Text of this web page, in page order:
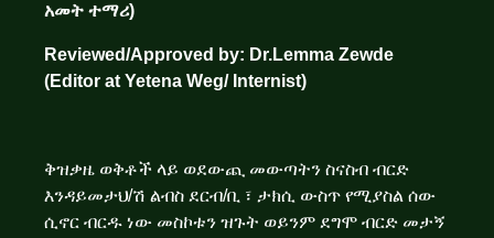
አመት ተማሪ)
Reviewed/Approved by: Dr.Lemma Zewde
(Editor at Yetena Weg/ Internist)
ቅዝቃዜ ወቅቶች ላይ ወደውጪ መውጣትን ስናስብ ብርድ
እንዳይመታህ/ሽ ልብስ ደርብ/ቢ ፣ ታክሲ ውስጥ የሚያስል ሰው
ሲኖር ብርዱ ነው መስኮቱን ዝጉት ወይንም ደግሞ ብርድ መታኝ